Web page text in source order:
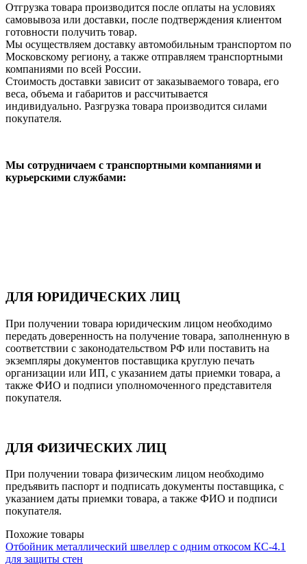
Отгрузка товара производится после оплаты на условиях
самовывоза или доставки, после подтверждения клиентом
готовности получить товар.
Мы осуществляем доставку автомобильным транспортом по
Московскому региону, а также отправляем транспортными
компаниями по всей России.
Стоимость доставки зависит от заказываемого товара, его
веса, объема и габаритов и рассчитывается
индивидуально. Разгрузка товара производится силами
покупателя.
Мы сотрудничаем с транспортными компаниями и
курьерскими службами:
ДЛЯ ЮРИДИЧЕСКИХ ЛИЦ
При получении товара юридическим лицом необходимо
передать доверенность на получение товара, заполненную в
соответствии с законодательством РФ или поставить на
экземпляры документов поставщика круглую печать
организации или ИП, с указанием даты приемки товара, а
также ФИО и подписи уполномоченного представителя
покупателя.
ДЛЯ ФИЗИЧЕСКИХ ЛИЦ
При получении товара физическим лицом необходимо
предъявить паспорт и подписать документы поставщика, с
указанием даты приемки товара, а также ФИО и подписи
покупателя.
Похожие товары
Отбойник металлический швеллер с одним откосом КС-4.1
для защиты стен